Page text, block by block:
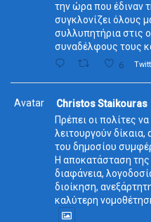
την ώρα που έδιναν
συγκλονίζει όλους
συλλυπητήρια στις
συναδέλφους τους
6
Avatar Christos Staikouras
Πρέπει οι πολίτες
λειτουργούν
του δημοσίου
Η αποκατάσταση της
διαφάνεια,
διοίκηση,
καλύτερη